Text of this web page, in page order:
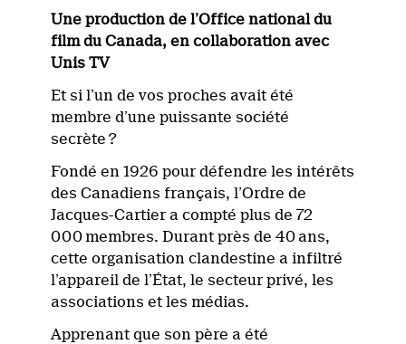
Une production de l’Office national du
film du Canada, en collaboration avec
Unis TV
Et si l’un de vos proches avait été
membre d’une puissante société
secrète ?
Fondé en 1926 pour défendre les intérêts
des Canadiens français, l’Ordre de
Jacques-Cartier a compté plus de 72
000 membres. Durant près de 40 ans,
cette organisation clandestine a infiltré
l’appareil de l’État, le secteur privé, les
associations et les médias.
Apprenant que son père a été